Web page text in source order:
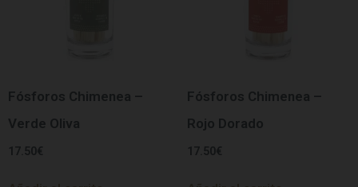
Fósforos Chimenea –
Verde Oliva
17.50€
Fósforos Chimenea –
Rojo Dorado
17.50€